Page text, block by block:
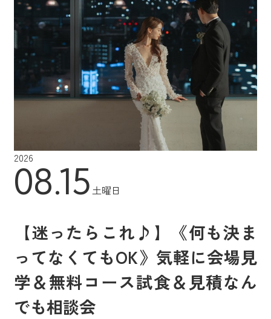
2026
08.15 土曜日
【迷ったらこれ♪】《何も決ま
ってなくてもOK》気軽に会場見
学＆無料コース試食＆見積なん
でも相談会